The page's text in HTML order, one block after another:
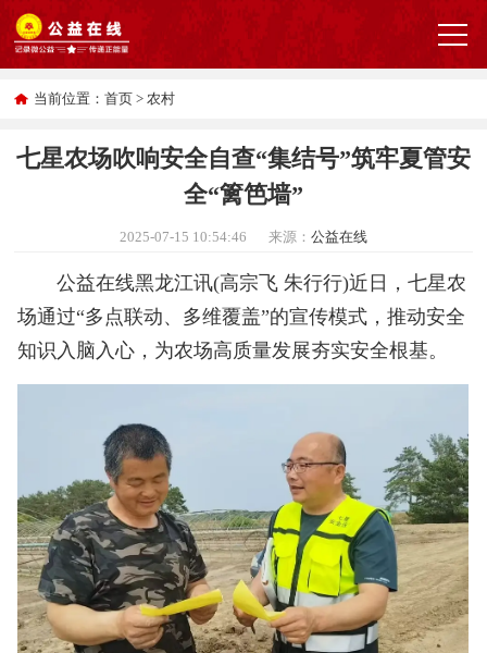
当前位置：首页 > 农村
七星农场吹响安全自查“集结号”筑牢夏管安
全“篱笆墙”
2025-07-15 10:54:46 来源：公益在线
公益在线黑龙江讯(高宗飞 朱行行)近日，七星农
场通过“多点联动、多维覆盖”的宣传模式，推动安全
知识入脑入心，为农场高质量发展夯实安全根基。